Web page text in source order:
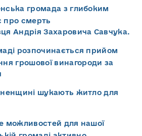
громада з глибоким
про смерть
Андрія Захаровича Савчука.
розпочинається прийом
грошової винагороди за
шукають житло для
можливостей для нашої